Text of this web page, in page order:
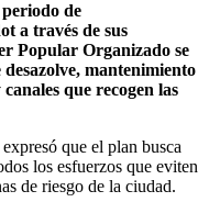
de
a través de sus
Popular Organizado se
mantenimiento
que recogen las
que el plan busca
los esfuerzos que eviten
de riesgo de la ciudad.